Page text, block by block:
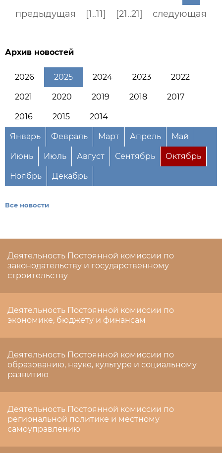
предыдущая [1..11]
[21..21]
следующая
Архив новостей
2026 2025 2024 2023 2022
2021 2020 2019 2018 2017
2016 2015 2014
Январь Февраль Март Апрель Май
Июнь Июль Август Сентябрь Октябрь
Ноябрь Декабрь
Все новости
Деятельность Постоянной комиссии по
законодательству и государственному
строительству
Деятельность Постоянной комиссии по
экономике, бюджету и финансам
Деятельность Постоянной комиссии по
образованию, науке, культуре и социальному
развитию
Деятельность Постоянной комиссии по
региональной политике и местному
самоуправлению